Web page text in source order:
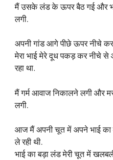
मैं उसके लंड के ऊपर बैठ गई और
लगी.
अपनी गांड आगे पीछे ऊपर नीचे
मेरा भाई मेरे दूध पकड़ कर नीचे से
रहा था.
मैं गर्म आवाज निकालने लगी और
लगी.
आज मैं अपनी चूत में अपने भाई का
ले रही थी.
भाई का बड़ा लंड मेरी चूत में